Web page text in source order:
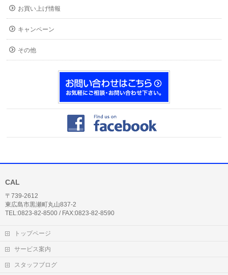
お買い上げ情報
キャンペーン
その他
CAL
〒739-2612
東広島市黒瀬町丸山837-2
TEL:0823-82-8500 / FAX:0823-82-8590
トップページ
サービス案内
スタッフブログ